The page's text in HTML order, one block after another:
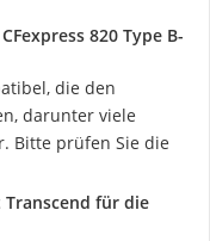
820 Type B-
die den
darunter viele
Bitte prüfen Sie die
für die